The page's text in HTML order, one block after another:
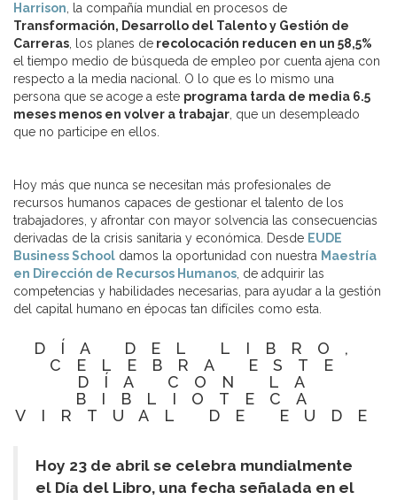
Harrison, la compañía mundial en procesos de
Transformación, Desarrollo del Talento y Gestión de
Carreras, los planes de recolocación reducen en un 58,5%
el tiempo medio de búsqueda de empleo por cuenta ajena con
respecto a la media nacional. O lo que es lo mismo una
persona que se acoge a este programa tarda de media 6.5
meses menos en volver a trabajar, que un desempleado
que no participe en ellos.
Hoy más que nunca se necesitan más profesionales de
recursos humanos capaces de gestionar el talento de los
trabajadores, y afrontar con mayor solvencia las consecuencias
derivadas de la crisis sanitaria y económica. Desde EUDE
Business School damos la oportunidad con nuestra Maestría
en Dirección de Recursos Humanos, de adquirir las
competencias y habilidades necesarias, para ayudar a la gestión
del capital humano en épocas tan difíciles como esta.
DÍA DEL LIBRO,
CELEBRA ESTE
DÍA CON LA
BIBLIOTECA
VIRTUAL DE EUDE
Hoy 23 de abril se celebra mundialmente
el Día del Libro, una fecha señalada en el